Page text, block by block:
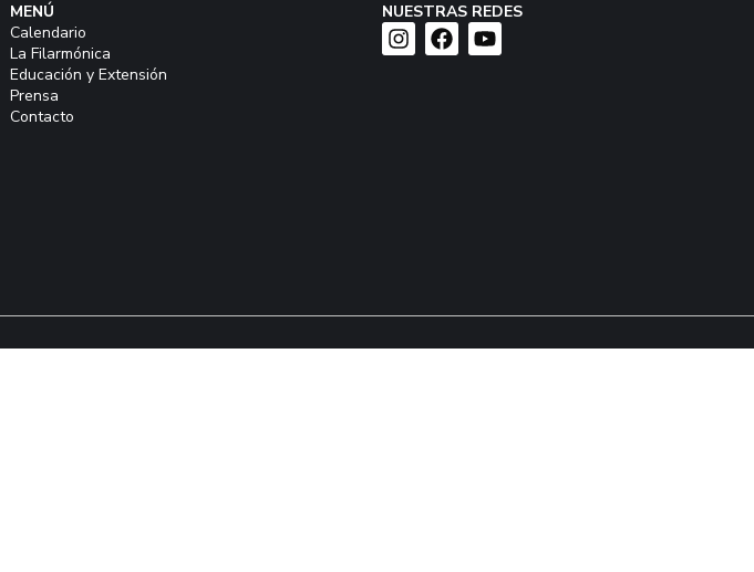
MENÚ
Calendario
La Filarmónica
Educación y Extensión
Prensa
Contacto
NUESTRAS REDES